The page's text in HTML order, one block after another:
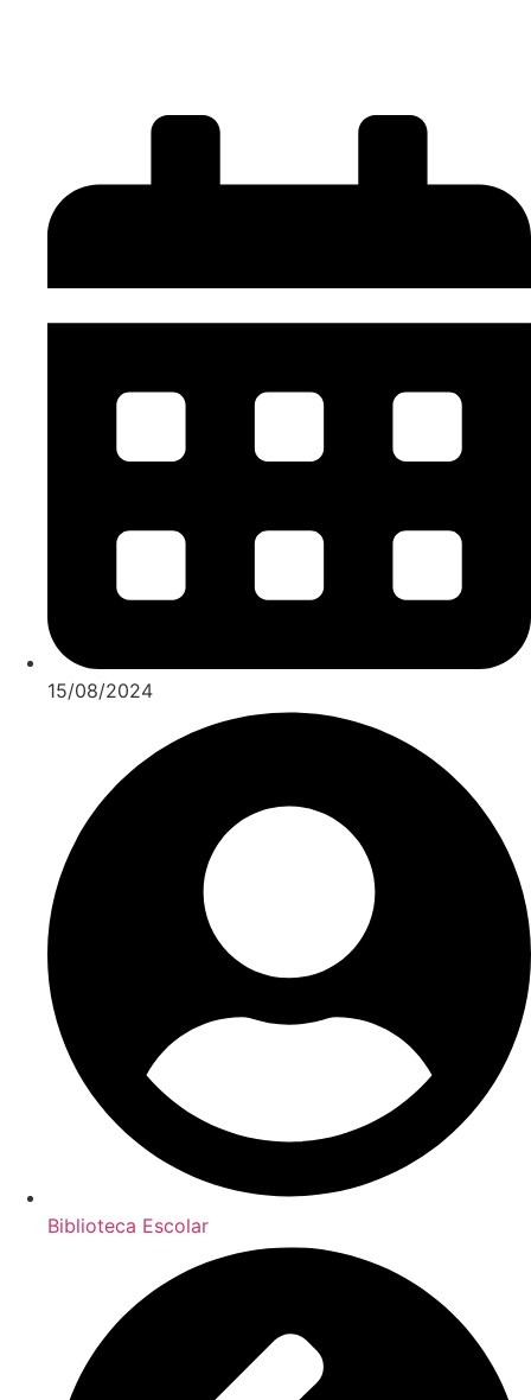
15/08/2024
Biblioteca Escolar